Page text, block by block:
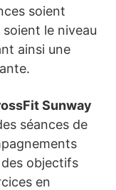
soient
le niveau
ainsi une
Sunway
séances de
objectifs
en